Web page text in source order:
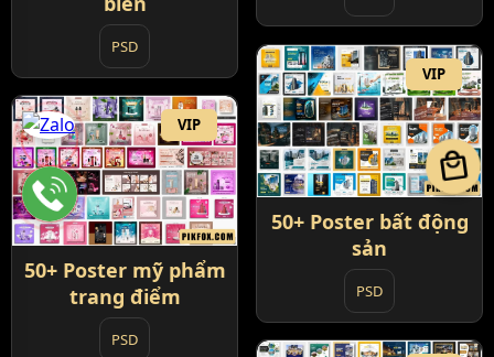
PSD
VIP
50+ Poster bất động
sản
PSD
VIP
50+ Poster mỹ phẩm
trang điểm
PSD
local_mall